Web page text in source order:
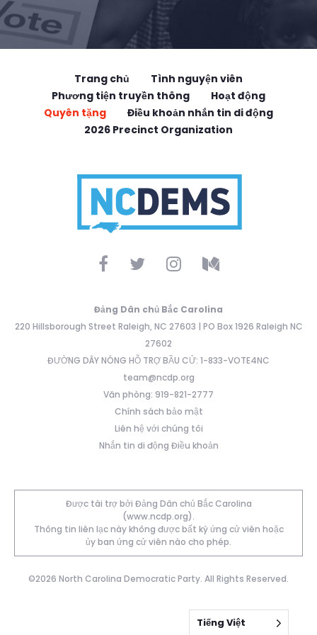
Trang chủ
Tình nguyện viên
Phương tiện truyền thông
Hoạt động
Quyên tặng
Điều khoản nhắn tin di động
2026 Precinct Organization
Đảng Dân chủ Bắc Carolina
220 Hillsborough Street Raleigh, NC 27603 | PO Box 1926 Raleigh NC
27602
ĐƯỜNG DÂY NÓNG HỖ TRỢ BẦU CỬ: 1-833-VOTE4NC
team@ncdp.org
Văn phòng: 919-821-2777
Chính sách bảo mật
Liên hệ với chúng tôi
Nhắn tin di động Điều khoản
Được tài trợ bởi Đảng Dân chủ Bắc Carolina
(www.ncdp.org).
Thông tin liên lạc này không được bất kỳ ứng cử viên hoặc
ủy ban ứng cử viên nào cho phép.
©2026 North Carolina Democratic Party. All Rights Reserved.
Tiếng Việt